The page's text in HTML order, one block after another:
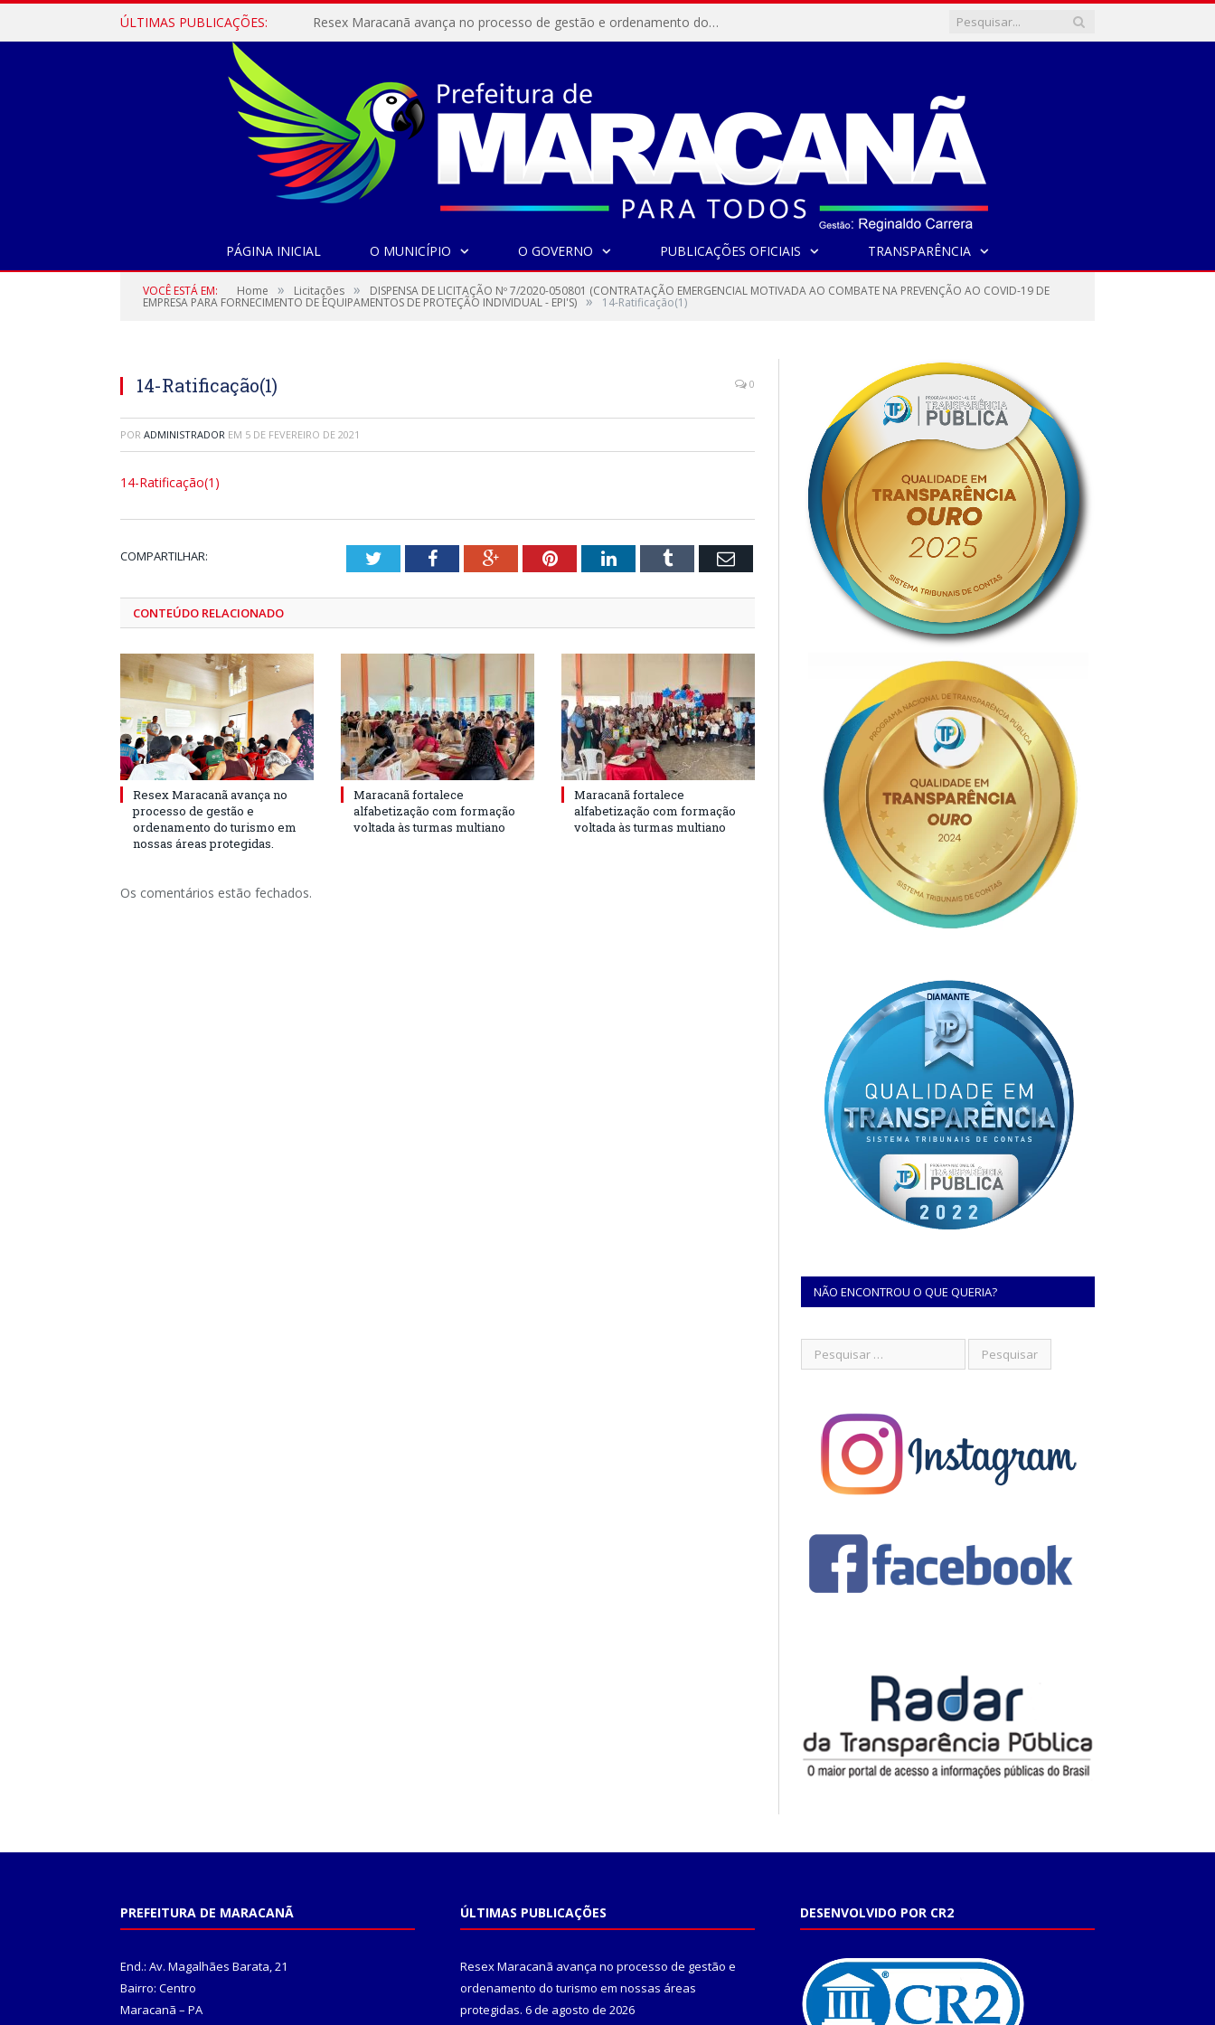
ÚLTIMAS PUBLICAÇÕES: Resex Maracanã avança no processo de gestão e ordenamento do turismo em nossas áreas protegidas.
PÁGINA INICIAL O MUNICÍPIO O GOVERNO PUBLICAÇÕES OFICIAIS TRANSPARÊNCIA
VOCÊ ESTÁ EM: Home » Licitações » DISPENSA DE LICITAÇÃO Nº 7/2020-050801 (CONTRATAÇÃO EMERGENCIAL MOTIVADA AO COMBATE NA PREVENÇÃO AO COVID-19 DE
EMPRESA PARA FORNECIMENTO DE EQUIPAMENTOS DE PROTEÇÃO INDIVIDUAL - EPI'S) » 14-Ratificação(1)
14-Ratificação(1) 0
POR ADMINISTRADOR EM 5 DE FEVEREIRO DE 2021
14-Ratificação(1)
COMPARTILHAR: TwitterFacebookGoogle+PinterestLinkedInTumblr Email
CONTEÚDO RELACIONADO
Resex Maracanã avança no
processo de gestão e
ordenamento do turismo em
nossas áreas protegidas.
Maracanã fortalece
alfabetização com formação
voltada às turmas multiano
Maracanã fortalece
alfabetização com formação
voltada às turmas multiano
Os comentários estão fechados.
NÃO ENCONTROU O QUE QUERIA?
PREFEITURA DE MARACANÃ
End.: Av. Magalhães Barata, 21
Bairro: Centro
Maracanã – PA
ÚLTIMAS PUBLICAÇÕES
Resex Maracanã avança no processo de gestão e
ordenamento do turismo em nossas áreas
protegidas. 6 de agosto de 2026
DESENVOLVIDO POR CR2